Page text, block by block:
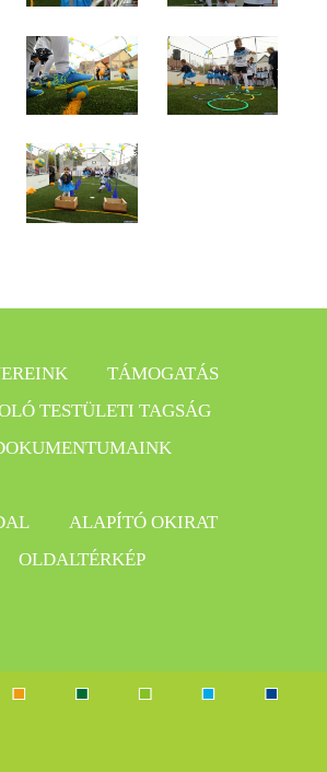
TÁMOGATÁS
TESTÜLETI TAGSÁG
ALAPÍTÓ OKIRAT
OLDALTÉRKÉP